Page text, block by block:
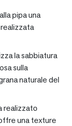
pipa una
la sabbiatura
sulla
naturale del
realizzato
una texture